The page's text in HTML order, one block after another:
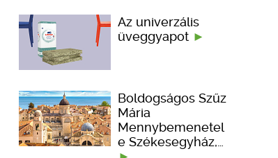
Az univerzális
üveggyapot
Boldogságos Szűz
Mária
Mennybemenetel
e Székesegyház,…